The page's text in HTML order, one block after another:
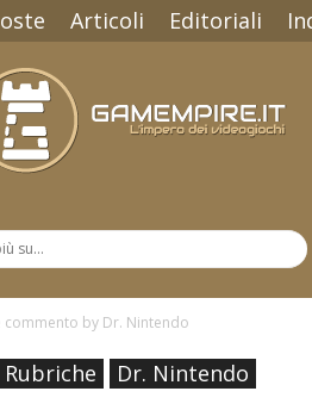
Articoli Editoriali
commento by Dr. Nintendo
Rubriche Dr. Nintendo